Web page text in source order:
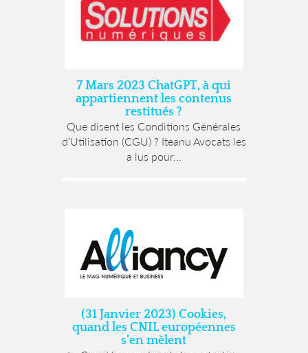
7 Mars 2023 ChatGPT, à qui
appartiennent les contenus
restitués ?
Que disent les Conditions Générales
d’Utilisation (CGU) ? Iteanu Avocats les
a lus pour...
(31 Janvier 2023) Cookies,
quand les CNIL européennes
s’en mèlent